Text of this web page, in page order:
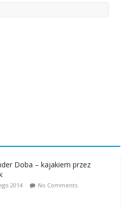
Doba – kajakiem przez
2014 No Comments